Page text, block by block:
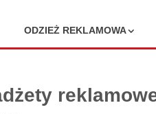
ODZIEŻ REKLAMOWA